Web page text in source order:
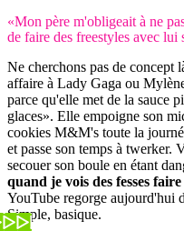
«Mon père m'obligeait à ne
de faire des freestyles avec lui
Ne cherchons pas de concept
affaire à Lady Gaga ou
parce qu'elle met de la sauce
glaces». Elle empoigne son
cookies M&M's toute la
et passe son temps à twerker.
secouer son boule en étant
quand je vois des fesses
YouTube regorge aujourd'hui
Simple, basique.